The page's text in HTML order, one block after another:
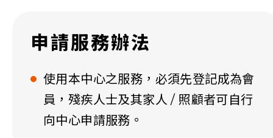
申請服務辦法
使用本中心之服務，必須先登記成為會
員，殘疾人士及其家人 / 照顧者可自行
向中心申請服務。